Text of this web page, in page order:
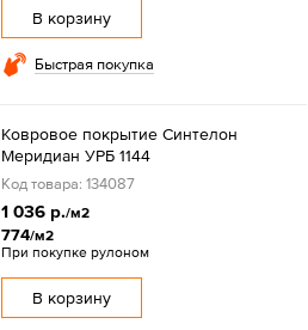
В корзину
Быстрая покупка
Ковровое покрытие Синтелон
Меридиан УРБ 1144
Код товара: 134087
1 036 р./м2
774/м2
При покупке рулоном
В корзину